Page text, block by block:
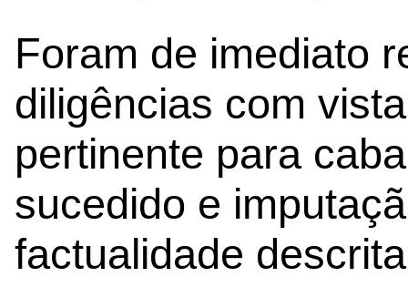
Foram de imediato
diligências com
pertinente para
sucedido e
factualidade